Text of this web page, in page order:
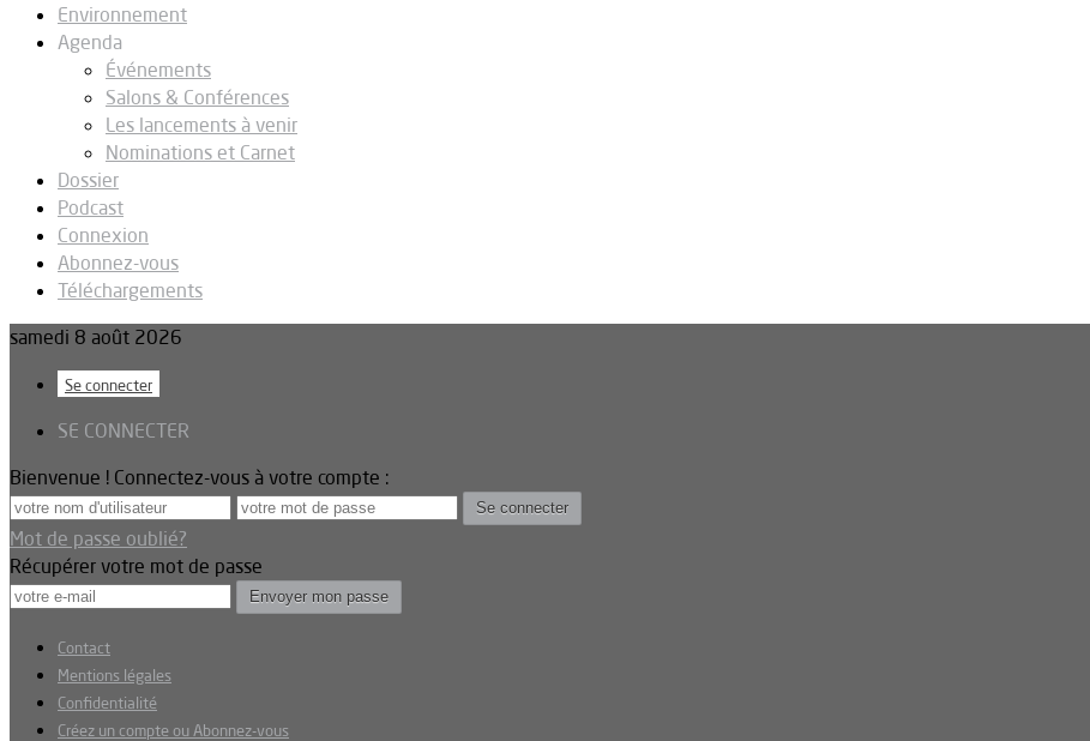
Environnement
Agenda
Événements
Salons & Conférences
Les lancements à venir
Nominations et Carnet
Dossier
Podcast
Connexion
Abonnez-vous
Téléchargements
samedi 8 août 2026
Se connecter
SE CONNECTER
Bienvenue ! Connectez-vous à votre compte :
Mot de passe oublié?
Récupérer votre mot de passe
Contact
Mentions légales
Confidentialité
Créez un compte ou Abonnez-vous